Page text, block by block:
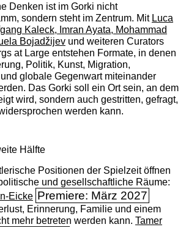
Denken ist im Gorki nicht
sondern steht im Zentrum. Mit Luca
Kaleck, Imran Ayata, Mohammad
Bojadžijevund weiteren Curators
at Large entstehen Formate, in denen
Politik, Kunst, Migration,
globale Gegenwart miteinander
Das Gorki soll ein Ort sein, an dem
wird, sondern auch gestritten, gefragt,
werden kann.
Hälfte
Positionen der Spielzeit öffnen
und gesellschaftliche Räume:
Eicke Premiere: März 2027
Erinnerung, Familie und einem
mehr betreten werden kann. Tamer